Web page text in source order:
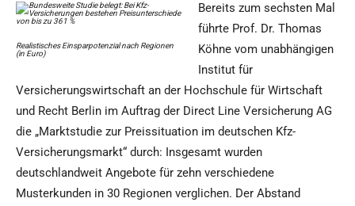
Realistisches Einsparpotenzial nach Regionen
(in Euro)
Bereits zum sechsten Mal
führte Prof. Dr. Thomas
Köhne vom unabhängigen
Institut für
Versicherungswirtschaft an der Hochschule für Wirtschaft
und Recht Berlin im Auftrag der Direct Line Versicherung AG
die „Marktstudie zur Preissituation im deutschen Kfz-
Versicherungsmarkt“ durch: Insgesamt wurden
deutschlandweit Angebote für zehn verschiedene
Musterkunden in 30 Regionen verglichen. Der Abstand